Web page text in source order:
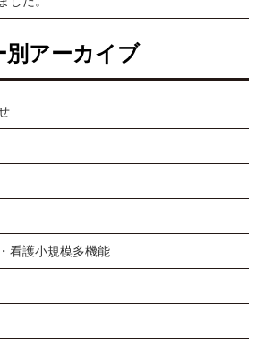
別アーカイブ
看護小規模多機能